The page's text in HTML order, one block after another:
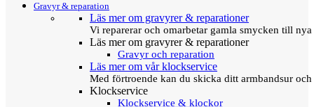
Gravyr & reparation
Läs mer om gravyrer & reparationer
Vi reparerar och omarbetar gamla smycken till
Läs mer om gravyrer & reparationer
Gravyr och reparation
Läs mer om vår klockservice
Med förtroende kan du skicka ditt armbandsur
Klockservice
Klockservice & klockor